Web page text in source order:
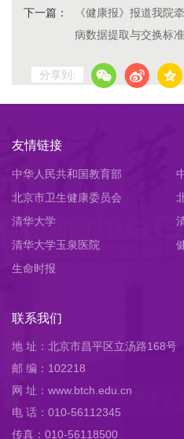
下一篇：
《健康报》报道我院
病数据提取与交换标
分享到:
友情链接
中华人民共和国教育部
北京市卫生健康委员会
清华大学
清华大学玉泉医院
生命时报
联系我们
地 址：北京市昌平区立汤路168号
邮 编：102218
网 址：www.btch.edu.cn
电 话：010-56112345
传真：010-56118500